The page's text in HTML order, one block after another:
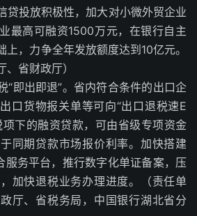
贷投放积极性，加大对小微外贸企业
最高可融资1500万元，在银行自主
，力争全年发放额度达到10亿元。
、省财政厅）
“即出即退”。省内符合条件的出口企
口货物报关单等可向“出口退税速E
下的融资贷款，可由省级专项资金
同期贷款市场报价利率。加快搭建
服务平台，推行数字化单证备案，压
加快退税业务办理进度。（责任单
厅、省税务局，中国银行湖北省分